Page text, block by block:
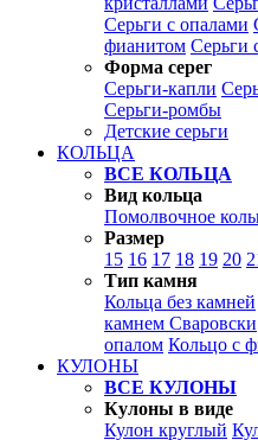
Серьги с опалами
фианитом Серьги
Форма серег
Серьги-капли
Серьги-ромбы
Детские серьги
КОЛЬЦА
ВСЕ КОЛЬЦА
Вид кольца
Помолвочное
Размер
15 16 17 18 19 20
Тип камня
Кольца без камней
камнем Сваровски
опалом Кольцо с
КУЛОНЫ
ВСЕ КУЛОНЫ
Кулоны в виде
Кулон круглый